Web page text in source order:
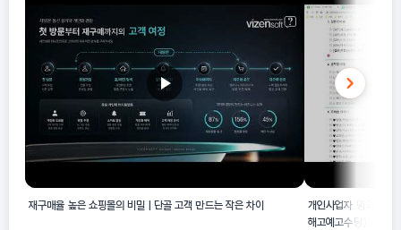
재구매율 높은 쇼핑몰의 비밀 | 단골 고객 만드는 작은 차이
개인사업자 명의변경
해고예고수당) / 간이